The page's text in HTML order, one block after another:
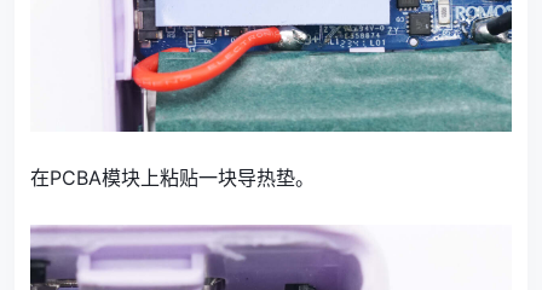
在PCBA模块上粘贴一块导热垫。